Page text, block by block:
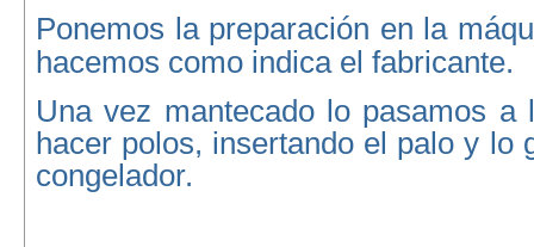
Ponemos la preparación en la
hacemos como indica el fabricante.
Una vez mantecado lo pasamos a
hacer polos, insertando el palo y lo
congelador.